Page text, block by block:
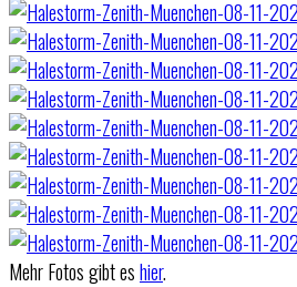
Mehr Fotos gibt eshier.